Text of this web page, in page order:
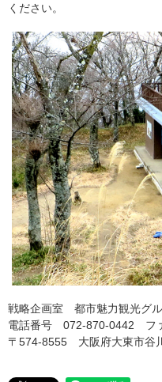
ください。
戦略企画室 都市魅力観光グ
電話番号 072-870-0442 フ
〒574-8555 大阪府大東市谷